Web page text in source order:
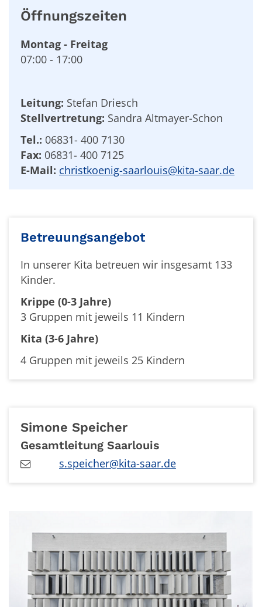
Öffnungszeiten
Montag - Freitag
07:00 - 17:00
Leitung: Stefan Driesch
Stellvertretung: Sandra Altmayer-Schon
Tel.: 06831- 400 7130
Fax: 06831- 400 7125
E-Mail: christkoenig-saarlouis@kita-saar.de
Betreuungsangebot
In unserer Kita betreuen wir insgesamt 133
Kinder.
Krippe (0-3 Jahre)
3 Gruppen mit jeweils 11 Kindern
Kita (3-6 Jahre)
4 Gruppen mit jeweils 25 Kindern
Simone Speicher
Gesamtleitung Saarlouis
s.speicher@kita-saar.de